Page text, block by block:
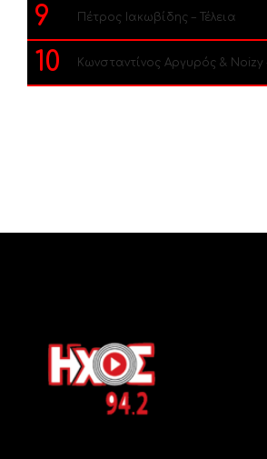
9 Πέτρος Ιακωβίδης – Τέλεια
10 Κωνσταντίνος Αργυρός & Noizy